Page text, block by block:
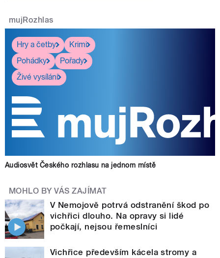
mujRozhlas
Hry a četby
Krimi
Pohádky
Pořady
Živé vysílání
Audiosvět Českého rozhlasu na jednom místě
MOHLO BY VÁS ZAJÍMAT
V Nemojově potrvá odstranění škod po
vichřici dlouho. Na opravy si lidé
počkají, nejsou řemeslníci
Vichřice především kácela stromy a